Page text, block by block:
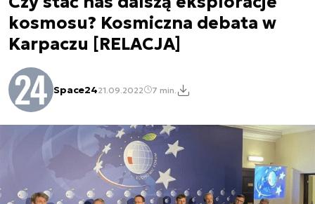
kosmosu? Kosmiczna debata w
Karpaczu [RELACJA]
Space2421.09.2022 7 min.